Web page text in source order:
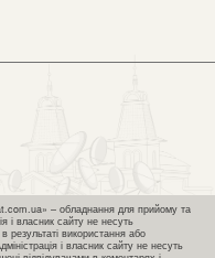
– обладнання для прийому та
і власник сайту не несуть
результаті використання або
і власник сайту не несуть